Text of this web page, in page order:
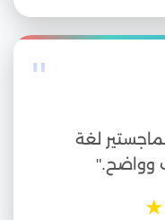
"
لغة
وواضح."
★